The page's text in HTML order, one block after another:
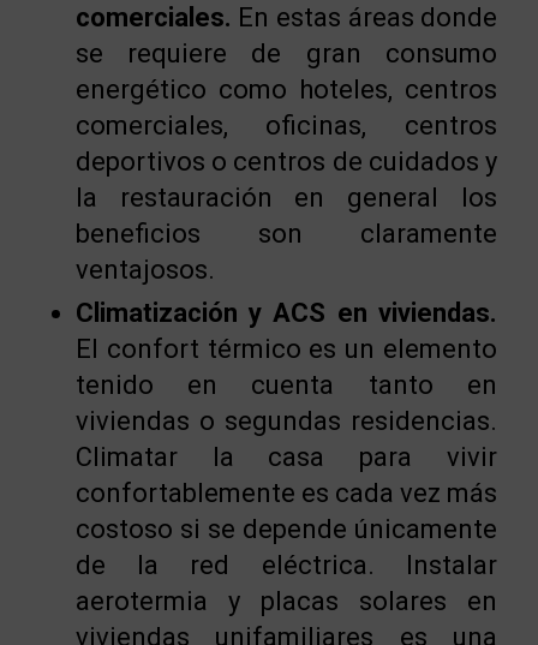
comerciales. En estas áreas donde
se requiere de gran consumo
energético como hoteles, centros
comerciales, oficinas, centros
deportivos o centros de cuidados y
la restauración en general los
beneficios son claramente
ventajosos.
Climatización y ACS en viviendas.
El confort térmico es un elemento
tenido en cuenta tanto en
viviendas o segundas residencias.
Climatar la casa para vivir
confortablemente es cada vez más
costoso si se depende únicamente
de la red eléctrica. Instalar
aerotermia y placas solares en
viviendas unifamiliares es una